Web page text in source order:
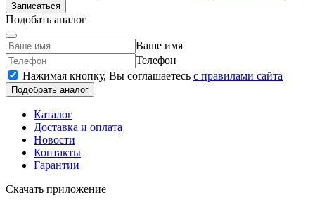
Записаться
Подобать аналог
Ваше имя
Телефон
Нажимая кнопку, Вы соглашаетесь c правилами сайта
Подобрать аналог
Каталог
Доставка и оплата
Новости
Контакты
Гарантии
Скачать приложение